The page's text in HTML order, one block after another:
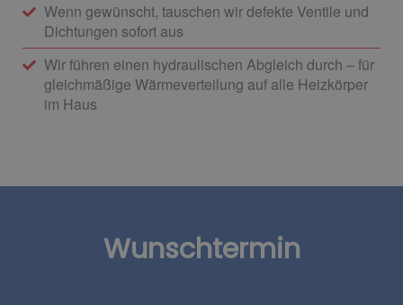
Wenn gewünscht, tauschen wir defekte Ventile und
Dichtungen sofort aus
Wir führen einen hydraulischen Abgleich durch – für
gleichmäßige Wärmeverteilung auf alle Heizkörper
im Haus
Wunschtermin